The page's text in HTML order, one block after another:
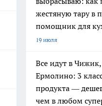
жестяную тару в
помощник для
19 июля
Все идут в Чижик,
Ермолино: 3
продукта —
чем в любом